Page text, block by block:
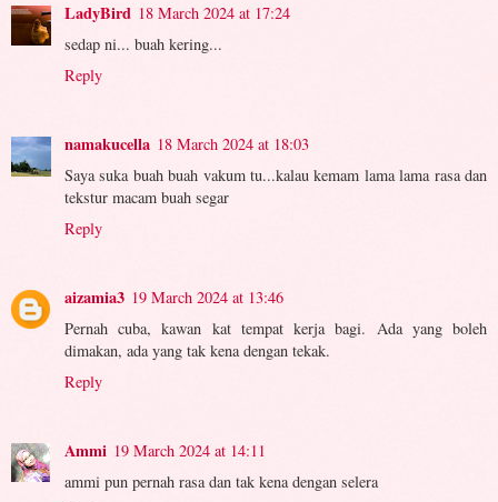
LadyBird 18 March 2024 at 17:24
sedap ni... buah kering...
Reply
namakucella 18 March 2024 at 18:03
Saya suka buah buah vakum tu...kalau kemam lama lama rasa dan
tekstur macam buah segar
Reply
aizamia3 19 March 2024 at 13:46
Pernah cuba, kawan kat tempat kerja bagi. Ada yang boleh
dimakan, ada yang tak kena dengan tekak.
Reply
Ammi 19 March 2024 at 14:11
ammi pun pernah rasa dan tak kena dengan selera